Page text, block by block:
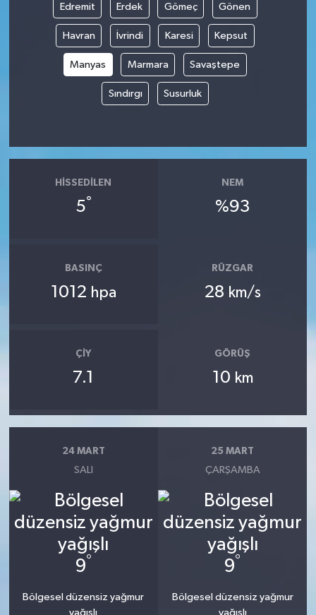
Edremit Erdek Gömeç Gönen
Havran İvrindi Karesi Kepsut
Manyas Marmara Savaştepe
Sındırgı Susurluk
HISSEDILEN
5°
NEM
%93
BASINÇ
1012 hpa
RÜZGAR
28 km/s
ÇIY
7.1
GÖRÜŞ
10 km
24 MART
SALI
9°
Bölgesel düzensiz yağmur
yağışlı
25 MART
ÇARŞAMBA
9°
Bölgesel düzensiz yağmur
yağışlı